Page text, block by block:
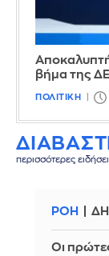
βήμα της
ΠΟΛΙΤΙΚΗ
περισσότερες
ΡΟΗ
Οι